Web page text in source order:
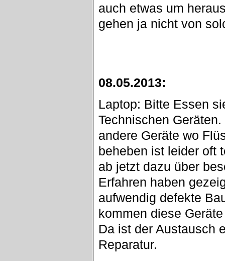
auch etwas um
gehen ja nicht von
08.05.2013:
Laptop: Bitte Essen
Technischen
andere Geräte wo
beheben ist leider oft
ab jetzt dazu über
Erfahren haben
aufwendig defekte
kommen diese
Da ist der Austausch
Reparatur.